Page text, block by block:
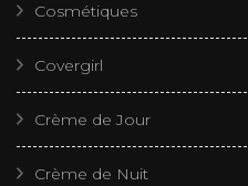
Cosmétiques
Covergirl
Crème de Jour
Crème de Nuit